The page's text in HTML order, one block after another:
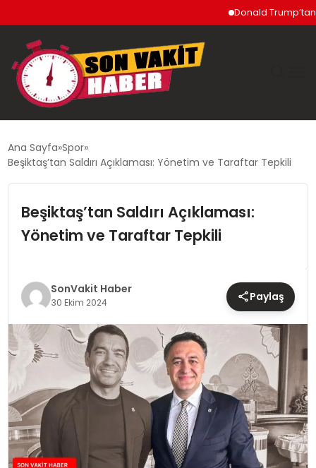
Donald Trump’tan
DÜNYA
SPOR
TEKNOLOJI
YAŞAM
Ana Sayfa Spor
Beşiktaş’tan Saldırı Açıklaması: Yönetim ve Taraftar Tepkili
Beşiktaş’tan Saldırı Açıklaması:
Yönetim ve Taraftar Tepkili
SonVakit Haber
30 Ekim 2024 Paylaş